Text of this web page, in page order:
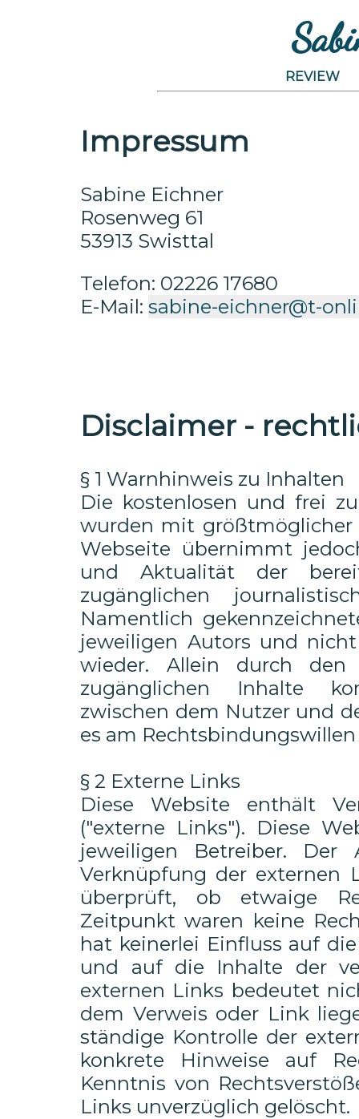
REVIEW
Impressum
Sabine Eichner
Rosenweg 61
53913 Swisttal
Telefon: 02226 17680
E-Mail:sabine-eichner@t-
Disclaimer -
§ 1 Warnhinweis zu Inhalten
Die kostenlosen und frei
wurden mit größtmöglicher
Webseite übernimmt
und Aktualität der
zugänglichen
Namentlich
jeweiligen Autors und
wieder. Allein durch
zugänglichen Inhalte
zwischen dem Nutzer und
es am
§ 2 Externe Links
Diese Website enthält
("externe Links"). Diese
jeweiligen Betreiber.
Verknüpfung der externen
überprüft, ob etwaige
Zeitpunkt waren keine
hat keinerlei Einfluss auf
und auf die Inhalte der
externen Links bedeutet
dem Verweis oder Link
ständige Kontrolle der
konkrete Hinweise auf
Kenntnis von
Links unverzüglich gelöscht.